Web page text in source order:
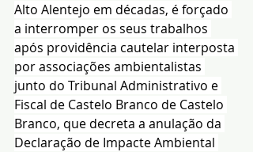
Alto Alentejo em décadas, é forçado
a interromper os seus trabalhos
após providência cautelar interposta
por associações ambientalistas
junto do Tribunal Administrativo e
Fiscal de Castelo Branco de Castelo
Branco, que decreta a anulação da
Declaração de Impacte Ambiental